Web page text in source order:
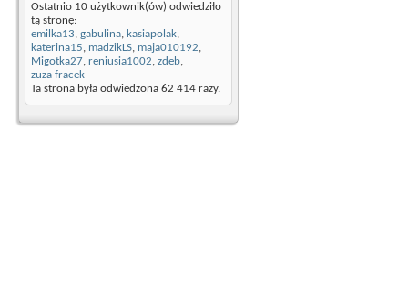
Ostatnio 10 użytkownik(ów) odwiedziło
tą stronę:
emilka13, gabulina, kasiapolak,
katerina15, madzikLS, maja010192,
Migotka27, reniusia1002, zdeb,
zuza fracek
Ta strona była odwiedzona 62 414 razy.